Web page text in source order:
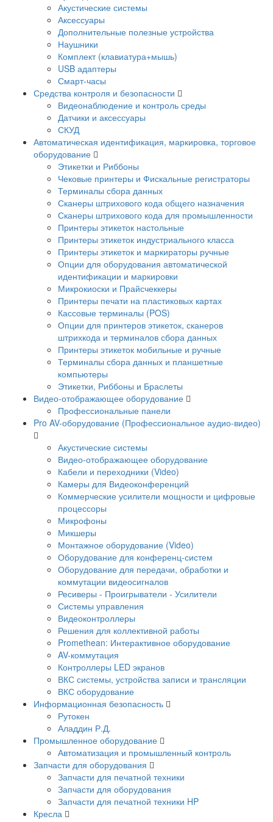
Акустические системы
Аксессуары
Дополнительные полезные устройства
Наушники
Комплект (клавиатура+мышь)
USB адаптеры
Смарт-часы
Средства контроля и безопасности
Видеонаблюдение и контроль среды
Датчики и аксессуары
СКУД
Автоматическая идентификация, маркировка, торговое
оборудование
Этикетки и Риббоны
Чековые принтеры и Фискальные регистраторы
Терминалы сбора данных
Сканеры штрихового кода общего назначения
Сканеры штрихового кода для промышленности
Принтеры этикеток настольные
Принтеры этикеток индустриального класса
Принтеры этикеток и маркираторы ручные
Опции для оборудования автоматической
идентификации и маркировки
Микрокиоски и Прайсчеккеры
Принтеры печати на пластиковых картах
Кассовые терминалы (POS)
Опции для принтеров этикеток, сканеров
штрихкода и терминалов сбора данных
Принтеры этикеток мобильные и ручные
Терминалы сбора данных и планшетные
компьютеры
Этикетки, Риббоны и Браслеты
Видео-отображающее оборудование
Профессиональные панели
Pro AV-оборудование (Профессиональное аудио-видео)
Акустические системы
Видео-отображающее оборудование
Кабели и переходники (Video)
Камеры для Видеоконференций
Коммерческие усилители мощности и цифровые
процессоры
Микрофоны
Микшеры
Монтажное оборудование (Video)
Оборудование для конференц-систем
Оборудование для передачи, обработки и
коммутации видеосигналов
Ресиверы - Проигрыватели - Усилители
Системы управления
Видеоконтроллеры
Решения для коллективной работы
Promethean: Интерактивное оборудование
AV-коммутация
Контроллеры LED экранов
ВКС системы, устройства записи и трансляции
ВКС оборудование
Информационная безопасность
Рутокен
Аладдин Р.Д.
Промышленное оборудование
Автоматизация и промышленный контроль
Запчасти для оборудования
Запчасти для печатной техники
Запчасти для оборудования
Запчасти для печатной техники HP
Кресла